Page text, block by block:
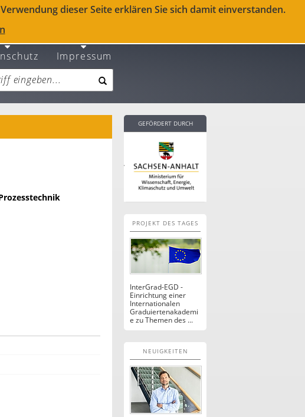
dieser Seite erklären Sie sich damit einverstanden.
Impressum
GEFÖRDERT DURCH
PROJEKT DES TAGES
InterGrad-EGD -
Einrichtung einer
Internationalen
Graduiertenakademi
e zu Themen des ...
NEUIGKEITEN